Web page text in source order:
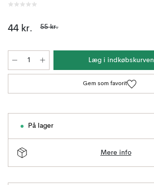
44 kr. 55 kr.
Læg i indkøbskurven
Gem som favorit
På lager
Mere info